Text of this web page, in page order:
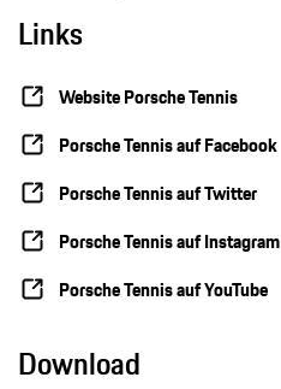
Links
Website Porsche Tennis
Porsche Tennis auf Facebook
Porsche Tennis auf Twitter
Porsche Tennis auf Instagram
Porsche Tennis auf YouTube
Download